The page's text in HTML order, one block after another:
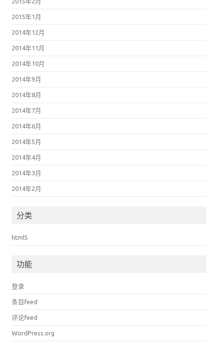
2015年1月
2014年12月
2014年11月
2014年10月
2014年9月
2014年8月
2014年7月
2014年6月
2014年5月
2014年4月
2014年3月
2014年2月
分类
html5
功能
登录
条目feed
评论feed
WordPress.org